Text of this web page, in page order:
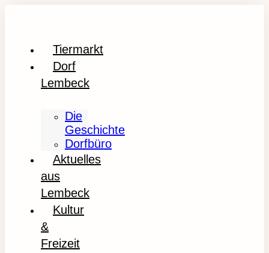
Tiermarkt
Dorf
Lembeck
Die
Geschichte
Dorfbüro
Aktuelles
aus
Lembeck
Kultur
&
Freizeit